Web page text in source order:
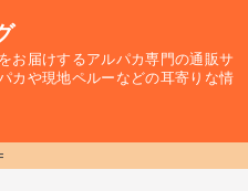
お届けするアルパカ専門の通販サ
カや現地ペルーなどの耳寄りな情